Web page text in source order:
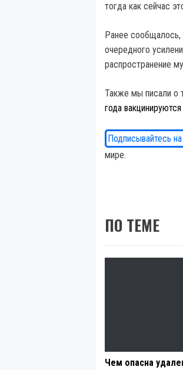
тогда как сейчас
Ранее сообщалось,
очередного
распространение
Также мы писали о
года
Подписывайтесь
мире.
ПО ТЕМЕ
Чем опасна